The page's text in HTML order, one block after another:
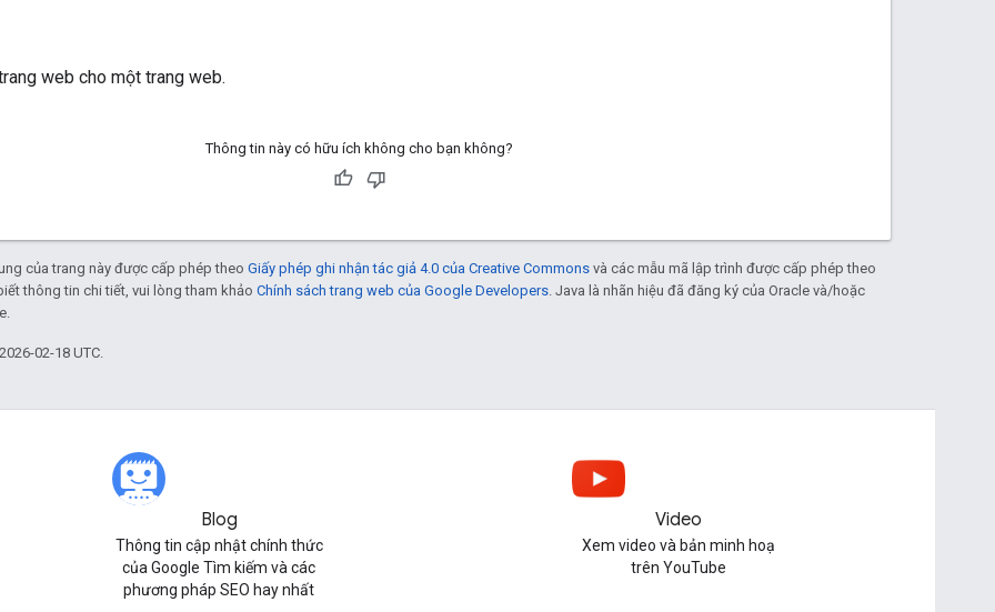
web cho một trang web.
Thông tin này có hữu ích không cho bạn không?
của trang này được cấp phép theo Giấy phép ghi nhận tác giả 4.0 của Creative Commons và các mẫu mã lập trình được cấp phép theo
thông tin chi tiết, vui lòng tham khảo Chính sách trang web của Google Developers . Java là nhãn hiệu đã đăng ký của Oracle và/hoặc
02-18 UTC.
Blog
Thông tin cập nhật chính thức
của Google Tìm kiếm và các
phương pháp SEO hay nhất
Video
Xem video và bản minh hoạ
trên YouTube